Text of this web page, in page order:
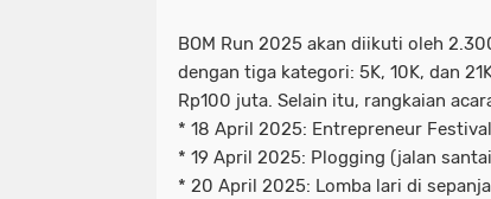
BOM Run 2025 akan diikuti oleh
dengan tiga kategori: 5K, 10K, dan
Rp100 juta. Selain itu, rangkaian
* 18 April 2025: Entrepreneur
* 19 April 2025: Plogging (jalan
* 20 April 2025: Lomba lari di